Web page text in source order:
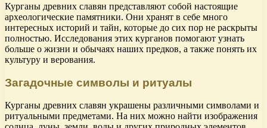
Курганы древних славян представляют собой настоящие
археологические памятники. Они хранят в себе много
интересных историй и тайн, которые до сих пор не раскрыты
полностью. Исследования этих курганов помогают узнать
больше о жизни и обычаях наших предков, а также понять их
культуру и верования.
Загадочные символы и ритуалы
Курганы древних славян украшены различными символами и
ритуальными предметами. На них можно найти изображения